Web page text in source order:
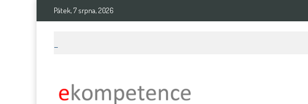
Pátek, 7 srpna, 2026